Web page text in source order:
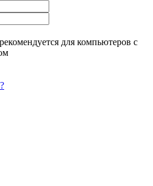
для компьютеров с